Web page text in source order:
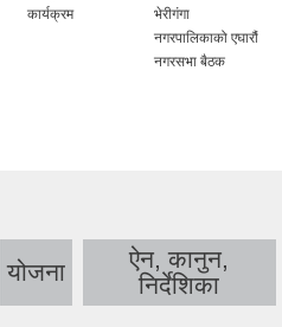
कार्यक्रम
भेरीगंगा
नगरपालिकाको एघारौं
नगरसभा बैठक
योजना
ऐन, कानुन,
निर्देशिका